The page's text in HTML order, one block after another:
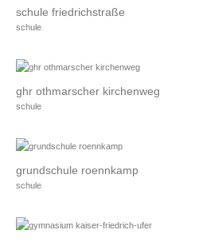
schule friedrichstraße
schule
ghr othmarscher kirchenweg
schule
grundschule roennkamp
schule